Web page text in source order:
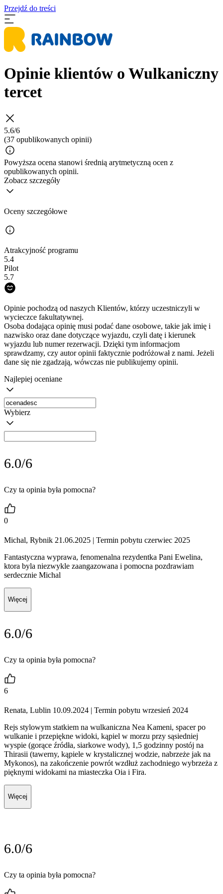
Przejdź do treści
Opinie klientów o Wulkaniczny
tercet
5.6/6
(37 opublikowanych opinii)
Powyższa ocena stanowi średnią arytmetyczną ocen z
opublikowanych opinii.
Zobacz szczegóły
Oceny szczegółowe
Atrakcyjność programu
5.4
Pilot
5.7
Opinie pochodzą od naszych Klientów, którzy uczestniczyli w
wycieczce fakultatywnej.
Osoba dodająca opinię musi podać dane osobowe, takie jak imię i
nazwisko oraz dane dotyczące wyjazdu, czyli datę i kierunek
wyjazdu lub numer rezerwacji. Dzięki tym informacjom
sprawdzamy, czy autor opinii faktycznie podróżował z nami. Jeżeli
dane się nie zgadzają, wówczas nie publikujemy opinii.
Najlepiej oceniane
Wybierz
6.0/6
Czy ta opinia była pomocna?
0
Michal, Rybnik 21.06.2025 | Termin pobytu czerwiec 2025
Fantastyczna wyprawa, fenomenalna rezydentka Pani Ewelina,
ktora byla niezwykle zaangazowana i pomocna pozdrawiam
serdecznie Michal
Więcej
6.0/6
Czy ta opinia była pomocna?
6
Renata, Lublin 10.09.2024 | Termin pobytu wrzesień 2024
Rejs stylowym statkiem na wulkaniczna Nea Kameni, spacer po
wulkanie i przepiękne widoki, kąpiel w morzu przy sąsiedniej
wyspie (gorące źródła, siarkowe wody), 1,5 godzinny postój na
Thirasii (tawerny, kąpiele w krystalicznej wodzie, nabrzeże jak na
Mykonos), na zakończenie powrót wzdłuż zachodniego wybrzeża z
pięknymi widokami na miasteczka Oia i Fira.
Więcej
6.0/6
Czy ta opinia była pomocna?